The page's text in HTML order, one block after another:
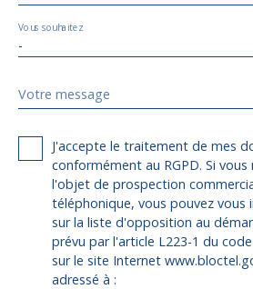
-
Vous souhaitez
Votre message
J'accepte le traitement de mes
conformément au RGPD. Si
l'objet de prospection
téléphonique, vous pouvez
sur la liste d'opposition au
prévu par l'article L223-1 du
sur le site Internet
adressé à :